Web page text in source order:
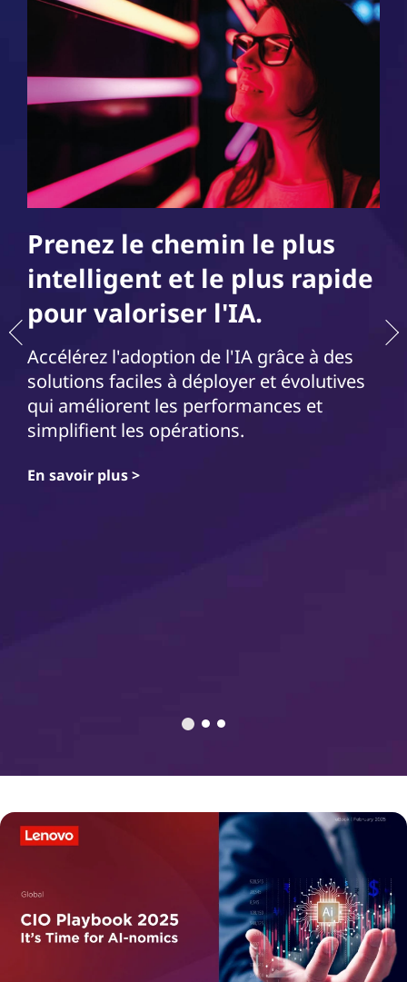
Prenez le chemin le plus
intelligent et le plus rapide
pour valoriser l'IA.
Accélérez l'adoption de l'IA grâce à des
solutions faciles à déployer et évolutives
qui améliorent les performances et
simplifient les opérations.
En savoir plus >